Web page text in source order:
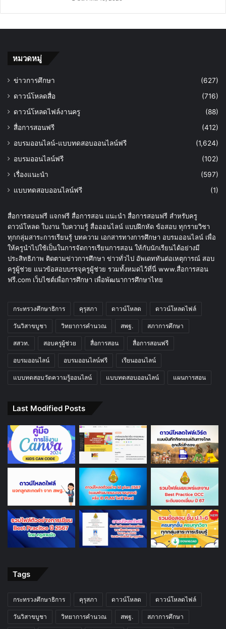
หมวดหมู่
ข่าวการศึกษา
(627)
ดาวน์โหลดสื่อ
(716)
ดาวน์โหลดไฟล์งานครู
(88)
สื่อการสอนฟรี
(412)
อบรมออนไลน์-แบบทดสอบออนไลน์ฟรี
(1,624)
อบรมออนไลน์ฟรี
(102)
เรื่องแนะนำ
(597)
แบบทดสอบออนไลน์ฟรี
(1)
สื่อการสอนฟรี แจกฟรี สื่อการสอน แนะนำ สื่อการสอนฟรี สำหรับครู
ดาวน์โหลด ใบงาน ใบความรู้ สื่อออนไลน์ แบบฝึกหัด ข้อสอบ ทุกรายวิชา
ทุกกลุ่มสาระการเรียนรู้ บทความ เอกสารทางการศึกษา อบรมออนไลน์ เพื่อ
ให้ครูนำไปใช้เป็นในการจัดการเรียนการสอน ให้กับนักเรียนได้อย่างมี
ประสิทธิภาพ ติดตามข่าวการศึกษา ข่าวทั่วไป อัพเดททันต่อเหตุการณ์ สอบ
ครูผู้ช่วย แนวข้อสอบบรรจุครูผู้ช่วย รวมทั้งหมดไว้ที่นี่ www.สื่อการสอน
ฟรี.com เว็บไซต์เพื่อการศึกษา เพื่อพัฒนาการศึกษาไทย
กระทรวงศึกษาธิการ คุรุสภา ดาวน์โหลด ดาวน์โหลดไฟล์
วันวิสาขบูชา วิทยาการคำนวณ สพฐ. สภาการศึกษา
สสวท. สอบครูผู้ช่วย สื่อการสอน สื่อการสอนฟรี
อบรมออนไลน์ อบรมออนไลน์ฟรี เรียนออนไลน์
แบบทดสอบวัดความรู้ออนไลน์ แบบทดสอบออนไลน์ แผนการสอน
Last Modified Posts
Tags
กระทรวงศึกษาธิการ คุรุสภา ดาวน์โหลด ดาวน์โหลดไฟล์
วันวิสาขบูชา วิทยาการคำนวณ สพฐ. สภาการศึกษา